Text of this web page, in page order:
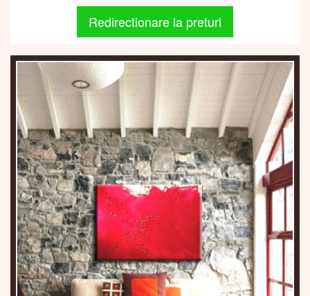
Redirectionare la preturi